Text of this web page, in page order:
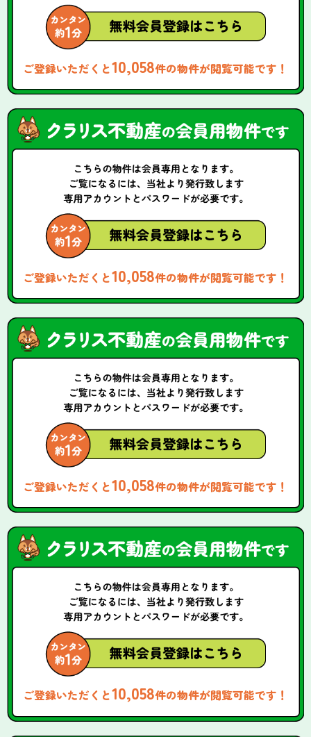
ご登録いただくと10,058件の物件が閲覧可能です！
ご登録いただくと10,058件の物件が閲覧可能です！
ご登録いただくと10,058件の物件が閲覧可能です！
ご登録いただくと10,058件の物件が閲覧可能です！